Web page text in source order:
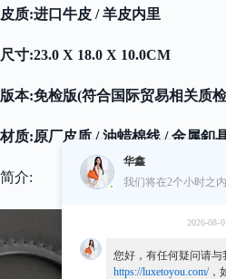
皮质:进口牛皮 / 羊皮内里
尺寸:23.0 X 18.0 X 10.0CM
版本:免检版(符合国际贸易相关质
材质:原厂皮质 / 油蜡棉线 / 金属釦
简介:
华鑫
我们将在2个小时之
2026-08-
您好，有任何疑问请与
https://luxetoyou.com/，